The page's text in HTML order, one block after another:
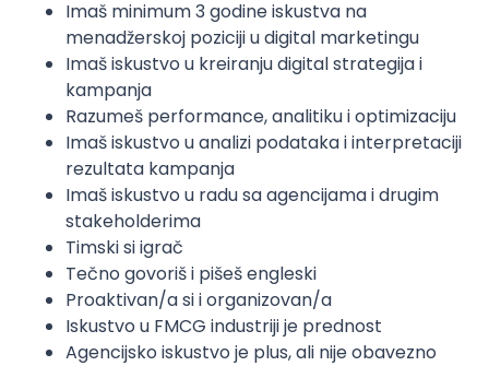
Imaš minimum 3 godine iskustva na
menadžerskoj poziciji u digital marketingu
Imaš iskustvo u kreiranju digital strategija i
kampanja
Razumeš performance, analitiku i optimizaciju
Imaš iskustvo u analizi podataka i interpretaciji
rezultata kampanja
Imaš iskustvo u radu sa agencijama i drugim
stakeholderima
Timski si igrač
Tečno govoriš i pišeš engleski
Proaktivan/a si i organizovan/a
Iskustvo u FMCG industriji je prednost
Agencijsko iskustvo je plus, ali nije obavezno